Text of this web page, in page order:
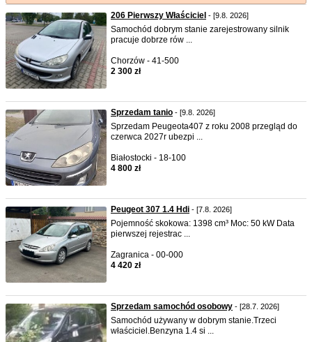
206 Pierwszy Właściciel - [9.8. 2026]
Samochód dobrym stanie zarejestrowany silnik
pracuje dobrze rów ...
Chorzów - 41-500
2 300 zł
Sprzedam tanio - [9.8. 2026]
Sprzedam Peugeota407 z roku 2008 przegląd do
czerwca 2027r ubezpi ...
Białostocki - 18-100
4 800 zł
Peugeot 307 1.4 Hdi - [7.8. 2026]
Pojemność skokowa: 1398 cm³ Moc: 50 kW Data
pierwszej rejestrac ...
Zagranica - 00-000
4 420 zł
Sprzedam samochód osobowy - [28.7. 2026]
Samochód używany w dobrym stanie.Trzeci
właściciel.Benzyna 1.4 si ...